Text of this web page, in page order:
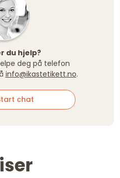
du hjelp?
deg på telefon
info@ikastetikett.no.
chat